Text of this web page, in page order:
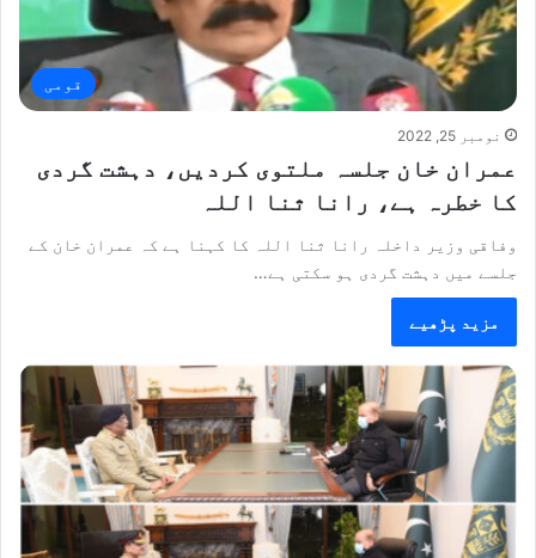
قومی
نومبر 25, 2022
عمران خان جلسہ ملتوی کردیں، دہشت گردی
کا خطرہ ہے، رانا ثنا اللہ
وفاقی وزیر داخلہ رانا ثنا اللہ کا کہنا ہے کہ عمران خان کے
جلسے میں دہشت گردی ہو سکتی ہے…
مزید پڑھیے